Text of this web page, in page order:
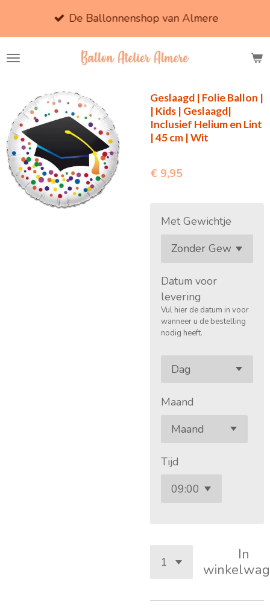
de
De Ballonnenshop van Almere
Geslaagd | Folie Ballon |
| Kids | Geslaagd|
Inclusief Helium en Lint
| 45 cm | Wit
€ 9,95
Met Gewichtje
Datum voor
levering
Vul hier de datum in voor
wanneer u de bestelling
nodig heeft.
Maand
Tijd
In